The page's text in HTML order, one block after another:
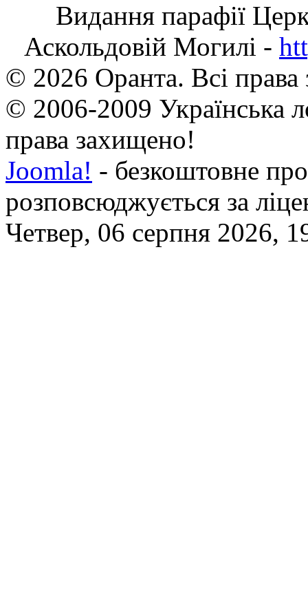
Видання парафії
Аскольдовій Могилі -
© 2026 Оранта. Всі
© 2006-2009 Українська
права захищено!
Joomla! - безкоштовне
розповсюджується за
Четвер, 06 серпня 2026,